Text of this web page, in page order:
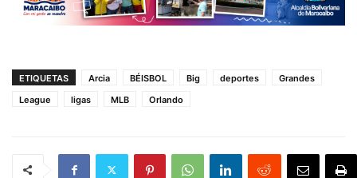
ETIQUETAS Arcia BÉISBOL Big deportes
Grandes
League
ligas MLB Orlando